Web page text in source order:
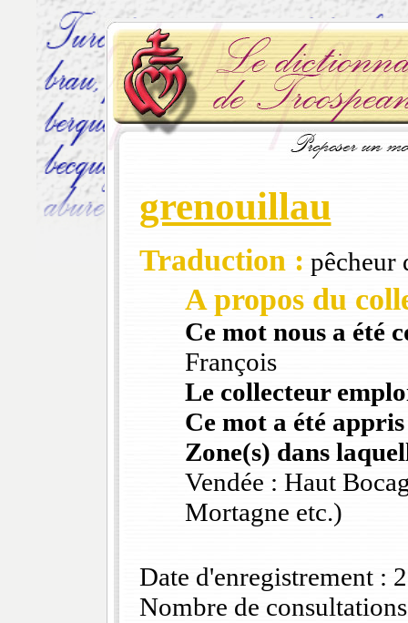
grenouillau
Traduction : pêcheur
A propos du
Ce mot nous a été
François
Le collecteur
Ce mot a été
Zone(s) dans
Vendée : Haut
Mortagne etc.)
Date d'enregistrement :
Nombre de